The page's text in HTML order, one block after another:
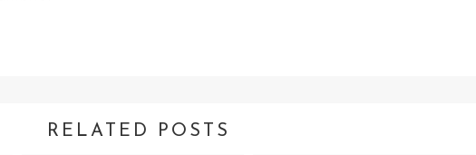
RELATED POSTS